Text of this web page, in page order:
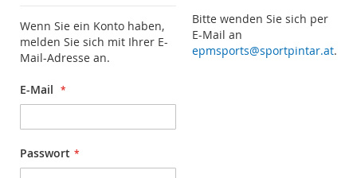
Wenn Sie ein Konto haben,
melden Sie sich mit Ihrer E-
Mail-Adresse an.
E-Mail
Passwort
Bitte wenden Sie sich per
E-Mail an
epmsports@sportpintar.at.